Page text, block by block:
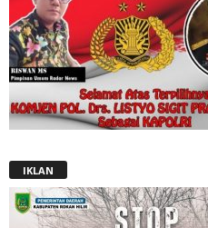
IKLAN